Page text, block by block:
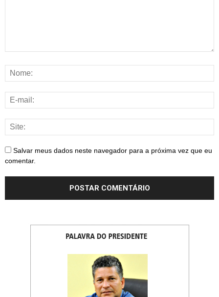
Salvar meus dados neste navegador para a próxima vez que eu
comentar.